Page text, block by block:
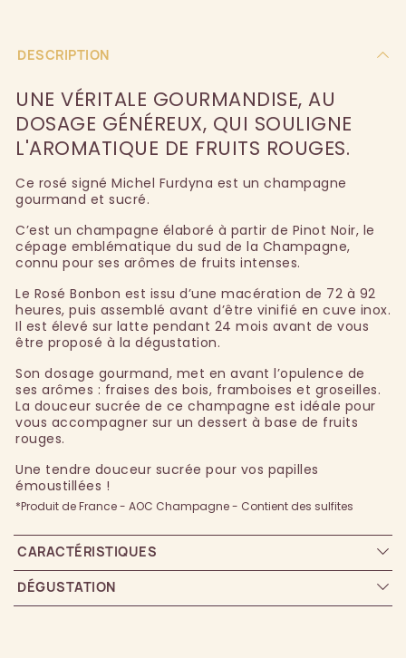
DESCRIPTION
UNE VÉRITALE GOURMANDISE, AU
DOSAGE GÉNÉREUX, QUI SOULIGNE
L'AROMATIQUE DE FRUITS ROUGES.
Ce rosé signé Michel Furdyna est un champagne
gourmand et sucré.
C’est un champagne élaboré à partir de Pinot Noir, le
cépage emblématique du sud de la Champagne,
connu pour ses arômes de fruits intenses.
Le Rosé Bonbon est issu d’une macération de 72 à 92
heures, puis assemblé avant d’être vinifié en cuve inox.
Il est élevé sur latte pendant 24 mois avant de vous
être proposé à la dégustation.
Son dosage gourmand, met en avant l’opulence de
ses arômes : fraises des bois, framboises et groseilles.
La douceur sucrée de ce champagne est idéale pour
vous accompagner sur un dessert à base de fruits
rouges.
Une tendre douceur sucrée pour vos papilles
émoustillées !
*Produit de France - AOC Champagne - Contient des sulfites
CARACTÉRISTIQUES
DÉGUSTATION